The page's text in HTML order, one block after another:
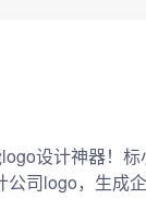
设计神器！
司logo，生成